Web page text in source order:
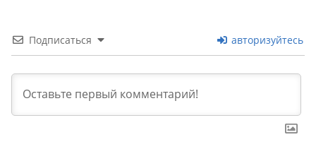
Подписаться авторизуйтесь